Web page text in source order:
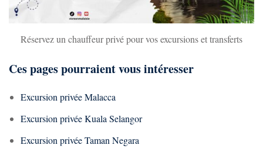
Réservez un chauffeur privé pour vos excursions et transferts
Ces pages pourraient vous intéresser
Excursion privée Malacca
Excursion privée Kuala Selangor
Excursion privée Taman Negara